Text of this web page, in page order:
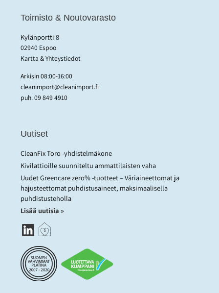
Toimisto & Noutovarasto
Kylänportti 8
02940 Espoo
Kartta & Yhteystiedot
Arkisin 08:00-16:00
cleanimport@cleanimport.fi
puh.09 849 4910
Uutiset
CleanFix Toro -yhdistelmäkone
Kivilattioille suunniteltu ammattilaisten vaha
Uudet Greencare zero% -tuotteet – Väriaineettomat ja
hajusteettomat puhdistusaineet, maksimaalisella
puhdistusteholla
Lisää uutisia »